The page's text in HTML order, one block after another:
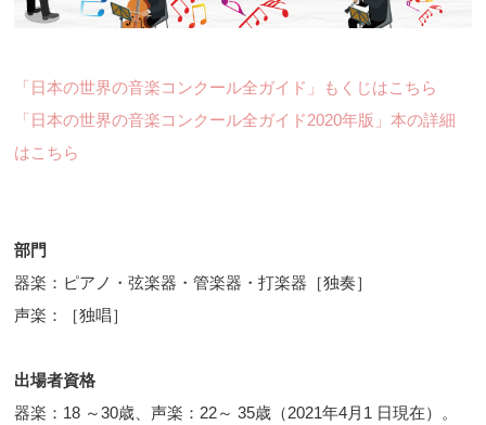
「日本の世界の音楽コンクール全ガイド」もくじはこちら
「日本の世界の音楽コンクール全ガイド2020年版」本の詳細
はこちら
部門
器楽：ピアノ・弦楽器・管楽器・打楽器［独奏］
声楽：［独唱］
出場者資格
器楽：18 ～30歳、声楽：22～ 35歳（2021年4月1 日現在）。